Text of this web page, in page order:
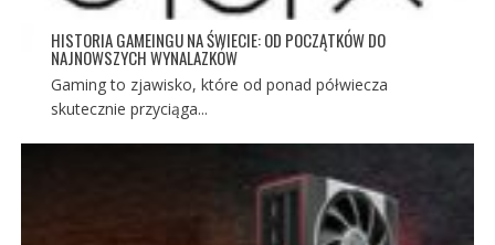
HISTORIA GAMEINGU NA ŚWIECIE: OD POCZĄTKÓW DO
NAJNOWSZYCH WYNALAZKÓW
Gaming to zjawisko, które od ponad półwiecza
skutecznie przyciąga...